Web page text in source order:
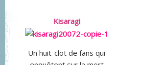
Kisaragi
Un huit-clot de fans qui